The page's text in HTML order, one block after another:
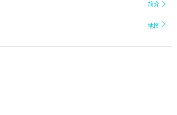
简介 
地图 